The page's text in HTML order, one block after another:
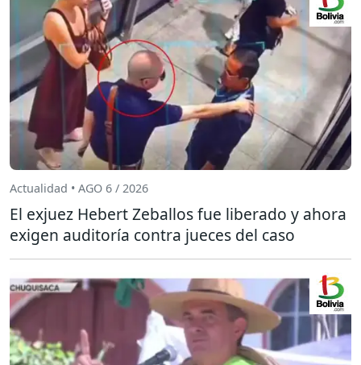
Actualidad • AGO 6 / 2026
El exjuez Hebert Zeballos fue liberado y ahora
exigen auditoría contra jueces del caso